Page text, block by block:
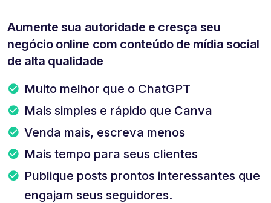
Aumente sua autoridade e cresça seu
negócio online com conteúdo de mídia social
de alta qualidade
Muito melhor que o ChatGPT
Mais simples e rápido que Canva
Venda mais, escreva menos
Mais tempo para seus clientes
Publique posts prontos interessantes que
engajam seus seguidores.